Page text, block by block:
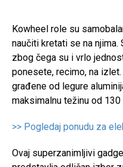
Kowheel role su
naučiti kretati se na njima.
zbog čega su i vrlo
ponesete, recimo, na
građene od legure
maksimalnu težinu od 130
>> Pogledaj ponudu za
Ovaj superzanimljivi